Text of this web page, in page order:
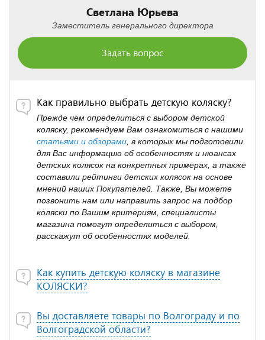
Светлана Юрьева
Заместитель генерального директора
Задать вопрос
Как правильно выбрать детскую коляску?
Прежде чем определиться с выбором детской
коляску, рекомендуем Вам ознакомиться с нашими
статьями и обзорами , в которых мы подготовили
для Вас информацию об особенностях и нюансах
детских колясок на конкретных примерах, а также
составили рейтинги детских колясок на основе
мнений наших Покупателей. Также, Вы можете
позвонить нам или направить запрос на подбор
коляски по Вашим критериям, специалисты
магазина помогут определиться с выбором,
расскажут об особенностях моделей.
Как купить детскую коляску в магазине
КОЛЯСКИ?
Вы доставляете товары по Волгограду и по
Волгоградской области?